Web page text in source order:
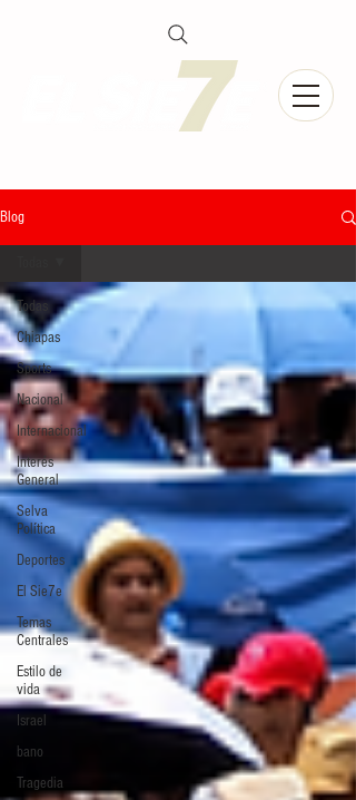
Blog
Todas
Chiapas
Sports
Nacional
Internacional
Interés
General
Selva
Política
Deportes
El Sie7e
Temas
Centrales
Estilo de
vida
Israel
bano
Tragedia